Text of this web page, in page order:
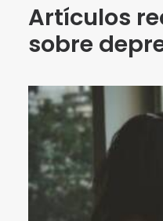
Artículos
sobre